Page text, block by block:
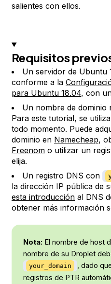
salientes con ellos.
Requisitos
Un servidor de Ubuntu
conforme a la
para Ubuntu 18.04, con
Un nombre de dominio
Para este tutorial, se
todo momento. Puede
dominio en Namecheap,
Freenom o utilizar un
elija.
Un registro DNS con
la dirección IP pública de
esta introducción al DNS
obtener más información
Nota: El nombre de host
nombre de su Droplet
your_domain
, dado
registros de PTR